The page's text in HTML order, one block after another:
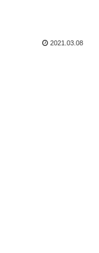
2021.03.08